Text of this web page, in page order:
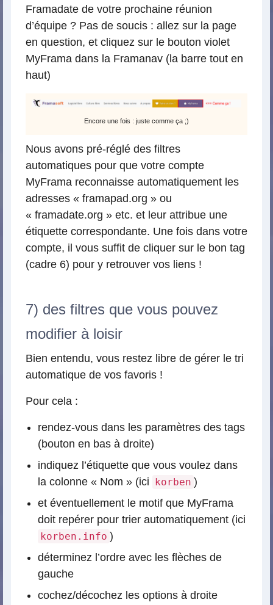
Framadate de votre prochaine réunion
d’équipe ? Pas de soucis : allez sur la page
en question, et cliquez sur le bouton violet
MyFrama dans la Framanav (la barre tout en
haut)
Encore une fois : juste comme ça ;)
Nous avons pré-réglé des filtres
automatiques pour que votre compte
MyFrama reconnaisse automatiquement les
adresses « framapad.org » ou
« framadate.org » etc. et leur attribue une
étiquette correspondante. Une fois dans votre
compte, il vous suffit de cliquer sur le bon tag
(cadre 6) pour y retrouver vos liens !
7) des filtres que vous pouvez
modifier à loisir
Bien entendu, vous restez libre de gérer le tri
automatique de vos favoris !
Pour cela :
rendez-vous dans les paramètres des tags
(bouton en bas à droite)
indiquez l’étiquette que vous voulez dans
la colonne « Nom » (ici
korben )
et éventuellement le motif que MyFrama
doit repérer pour trier automatiquement (ici
korben.info )
déterminez l’ordre avec les flèches de
gauche
cochez/décochez les options à droite